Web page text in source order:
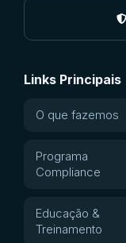
Links Principais
O que fazemos
Programa
Compliance
Educação &
Treinamento